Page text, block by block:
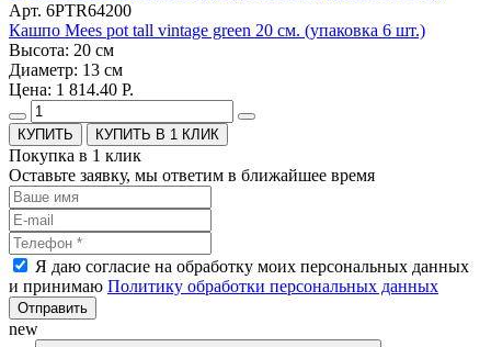
Арт. 6PTR64200
Кашпо Mees pot tall vintage green 20 см. (упаковка 6 шт.)
Высота: 20 см
Диаметр: 13 см
Цена: 1 814.40 Р.
КУПИТЬ В 1 КЛИК
Покупка в 1 клик
Оставьте заявку, мы ответим в ближайшее время
Я даю согласие на обработку моих персональных данных
и принимаю Политику обработки персональных данных
Отправить
new